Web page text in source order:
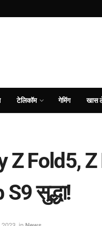
टेलिकॉम गेमिंग खास
Fold5, Z
सुद्धा!